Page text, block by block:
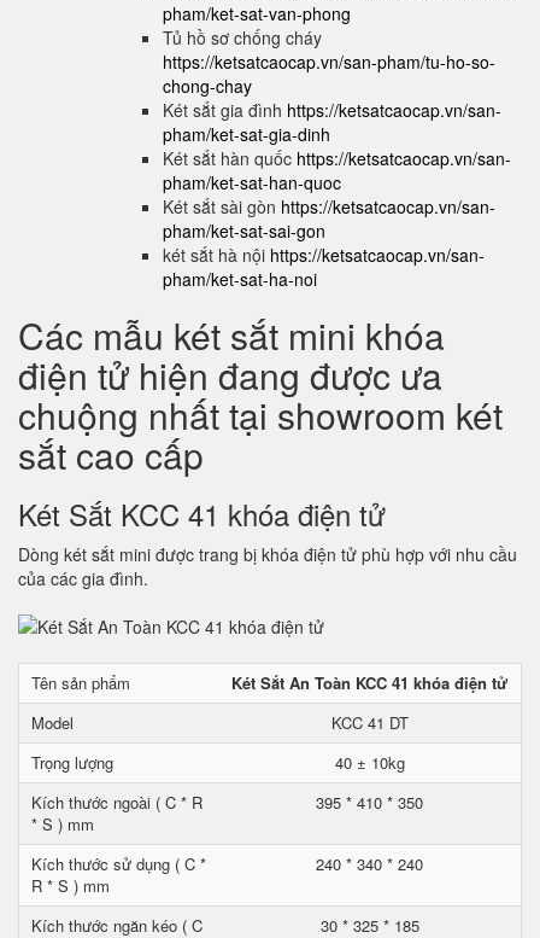
pham/ket-sat-van-phong
Tủ hồ sơ chống cháy
https://ketsatcaocap.vn/san-pham/tu-ho-so-
chong-chay
Két sắt gia đình https://ketsatcaocap.vn/san-
pham/ket-sat-gia-dinh
Két sắt hàn quốc https://ketsatcaocap.vn/san-
pham/ket-sat-han-quoc
Két sắt sài gòn https://ketsatcaocap.vn/san-
pham/ket-sat-sai-gon
két sắt hà nội https://ketsatcaocap.vn/san-
pham/ket-sat-ha-noi
Các mẫu két sắt mini khóa
điện tử hiện đang được ưa
chuộng nhất tại showroom két
sắt cao cấp
Két Sắt KCC 41 khóa điện tử
Dòng két sắt mini được trang bị khóa điện tử phù hợp với nhu cầu
của các gia đình.
Tên sản phẩm
Két Sắt An Toàn KCC 41 khóa điện tử
Model
KCC 41 DT
Trọng lượng
40 ± 10kg
Kích thước ngoài ( C * R
* S ) mm
395 * 410 * 350
Kích thước sử dụng ( C *
R * S ) mm
240 * 340 * 240
Kích thước ngăn kéo ( C
30 * 325 * 185